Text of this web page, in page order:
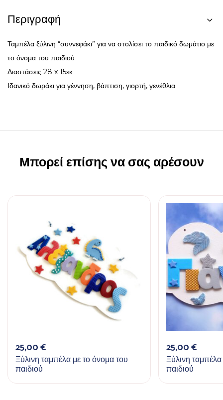
Περιγραφή
Ταμπέλα ξύλινη “συννεφάκι” για να στολίσει το παιδικό δωμάτιο με
το όνομα του παιδιού
Διαστάσεις 28 x 15εκ
Ιδανικό δωράκι για γέννηση, βάπτιση, γιορτή, γενέθλια
Μπορεί επίσης να σας αρέσουν
25,00€
Ξύλινη ταμπέλα με το όνομα του
παιδιού
25,00€
Ξύλινη
παιδιού